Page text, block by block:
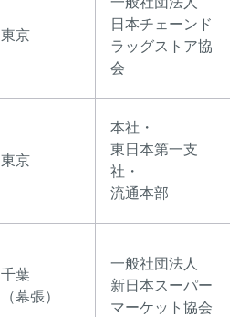
東京
日本チェーンド
ラッグストア協
会
東京
本社・
東日本第一支
社・
流通本部
千葉
（幕張）
一般社団法人
新日本スーパー
マーケット協会